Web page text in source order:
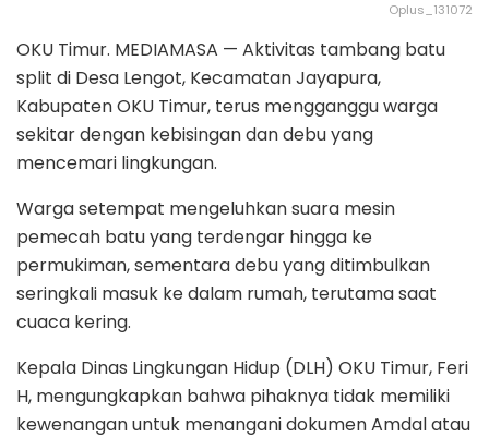
Oplus_131072
OKU Timur. MEDIAMASA — Aktivitas tambang batu
split di Desa Lengot, Kecamatan Jayapura,
Kabupaten OKU Timur, terus mengganggu warga
sekitar dengan kebisingan dan debu yang
mencemari lingkungan.
Warga setempat mengeluhkan suara mesin
pemecah batu yang terdengar hingga ke
permukiman, sementara debu yang ditimbulkan
seringkali masuk ke dalam rumah, terutama saat
cuaca kering.
Kepala Dinas Lingkungan Hidup (DLH) OKU Timur, Feri
H, mengungkapkan bahwa pihaknya tidak memiliki
kewenangan untuk menangani dokumen Amdal atau